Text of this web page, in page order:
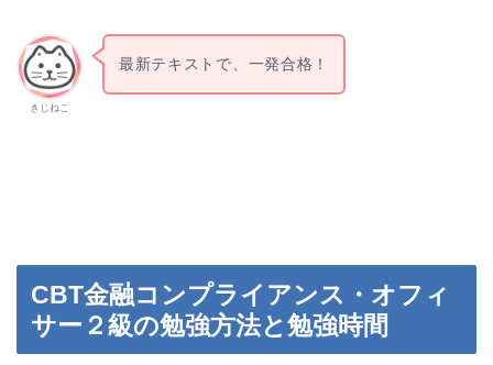
きじねこ
最新テキストで、一発合格！
CBT金融コンプライアンス・オフィ
サー２級の勉強方法と勉強時間